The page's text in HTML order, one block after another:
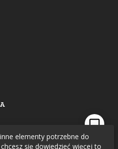
elementy potrzebne do
się dowiedzieć więcej to